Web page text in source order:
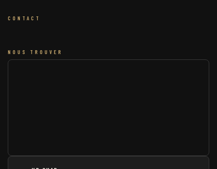
CONTACT
NOUS TROUVER